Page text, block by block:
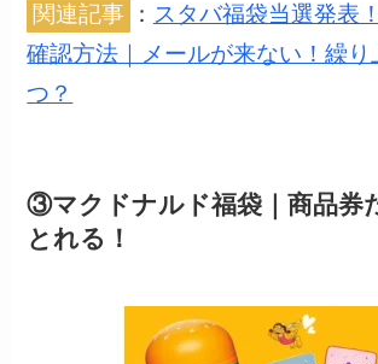
関連記事 ： スタバ福袋当選発表
確認方法｜メールが来ない！繰り
つ？
③マクドナルド福袋｜商品券
とれる！